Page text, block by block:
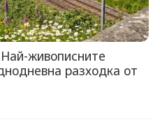
живописните
разходка от